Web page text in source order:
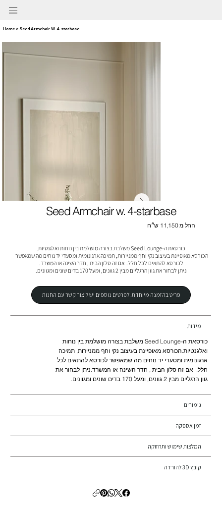
Home > Seed Armchair W. 4-starbase
Seed Armchair w. 4-starbase
החל מ 11,150 ש״ח
ניתן לבחור את גוון הרגליים מבין 2 גוונים, ומעל 170 בדים שונים ומגוונים.
פריט בהזמנה מיוחדת. לפרטים נוספים יש ליצור קשר עם החנות
מידות
כורסאת ה-Seed Lounge משלבת בצורה מושלמת בין נוחות
ואלגנטיות.הכורסא מאופיינת בעיצוב נקי וחף ממניירות, תמיכה
ארגונומית ומסעדי יד נוחים מה שמאפשר לכורסא להתאים לכל
חלל. אם זה סלון הבית , חדר השינה או המשרד.ניתן לבחור את
גוון הרגליים מבין 2 גוונים, ומעל 170 בדים שונים ומגוונים.
גימורים
זמן אספקה
המלצות שימוש ותחזוקה
קובץ 3D להורדה